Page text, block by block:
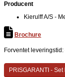
Producent
Kierulff A/S -
Brochure
Forventet
PRISGARANTI -